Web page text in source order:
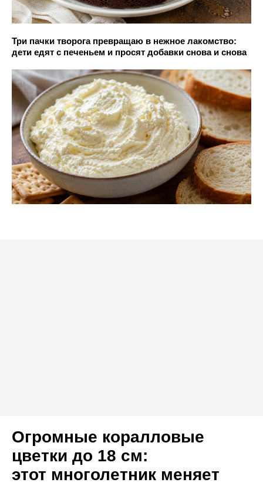
Три пачки творога превращаю в нежное лакомство:
дети едят с печеньем и просят добавки снова и снова
Огромные коралловые
цветки до 18 см:
этот многолетник меняет